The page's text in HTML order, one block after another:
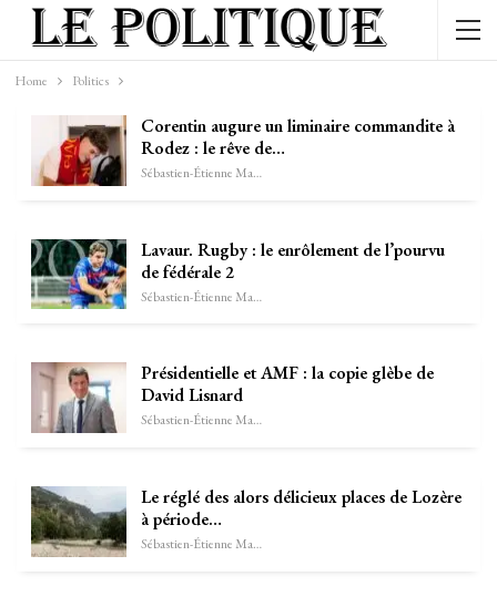
Home Politics
Corentin augure un liminaire commandite à
Rodez : le rêve de…
Sébastien-Étienne Marechal
Lavaur. Rugby : le enrôlement de l’pourvu
de fédérale 2
Sébastien-Étienne Marechal
Présidentielle et AMF : la copie glèbe de
David Lisnard
Sébastien-Étienne Marechal
Le réglé des alors délicieux places de Lozère
à période…
Sébastien-Étienne Marechal